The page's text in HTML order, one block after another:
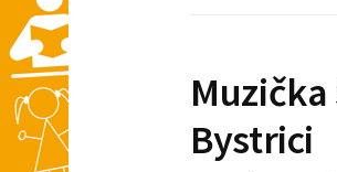
Bystrici